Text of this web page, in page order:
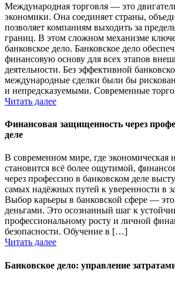
Международная торговля — это
экономики. Она соединяет страны,
позволяет компаниям выходить за
границ. В этом сложном механизме
банковское дело. Банковское дело
финансовую основу для всех этапов
деятельности. Без эффективной
международные сделки были бы
и непредсказуемыми. Современные
Читать далее
Финансовая защищенность через
деле
В современном мире, где экономическая
становится всё более ощутимой,
через профессию в банковском деле
самых надёжных путей к уверенности в
Выбор карьеры в банковской сфере — это
деньгами. Это осознанный шаг к
профессиональному росту и личной
безопасности. Обучение в […]
Читать далее
Банковское дело: управление